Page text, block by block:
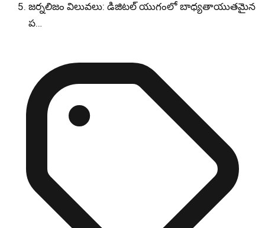
జర్నలిజం విలువలు: డిజిటల్ యుగంలో బాధ్యతాయుతమైన
ప…